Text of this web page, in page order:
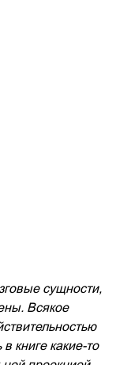
сущности,
Всякое
книге какие-то